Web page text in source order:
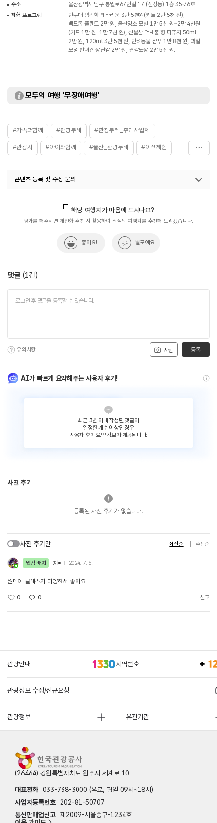
주소
울산광역시 남구 봉월로67번길 17 (신정동) 1층 35·36호
체험 프로그램
반구대 암각화 테라리움 3만 5천원(키트 2만 5천 원),
백드롭 플랜트 2만 원, 울산명소 모빌 1만 5천 원~2만 4천원
(키트 1만 원~1만 7천 원), 신불산 억새풀 향 디퓨저 50ml
2만 원, 120ml 3만 5천 원, 반려동물 샴푸 1만 8천 원, 과일
모양 반려견 장난감 2만 원, 견감도장 2만 5천 원.
모두의 여행 '무장애여행'
#가족과함께 #관광두레 #관광두레_주민사업체
#관광지 #아이와함께 #울산_관광두레 #이색체험
콘텐츠 등록 및 수정 문의
지역관광협력팀(관광두레)
02-7299-511
해당 여행지가 마음에 드시나요?
평가를 해주시면 개인화 추천 시 활용하여 최적의 여행지를 추천해 드리겠습니다.
좋아요! 별로예요
댓글 (1건)
사진
유의사항 등록
AI가 빠르게 요약해주는 사용자 후기!
최근 3년 이내 작성된 댓글이
일정한 개수 이상인 경우
사용자 후기 요약 정보가 제공됩니다.
사진 후기
등록된 사진 후기가 없습니다.
사진 후기만 최신순 추천순
웰컴 배지 지* 2024. 7. 5.
원데이 클래스가 다양해서 좋아요
0 0 신고
관광안내 지역번호
관광정보 수정/신규요청
관광정보 유관기관
(26464) 강원특별자치도 원주시 세계로 10
대표전화 033-738-3000 (유료, 평일 09시~18시)
사업자등록번호
202-81-50707
통신판매업신고 제2009-서울중구-1234호